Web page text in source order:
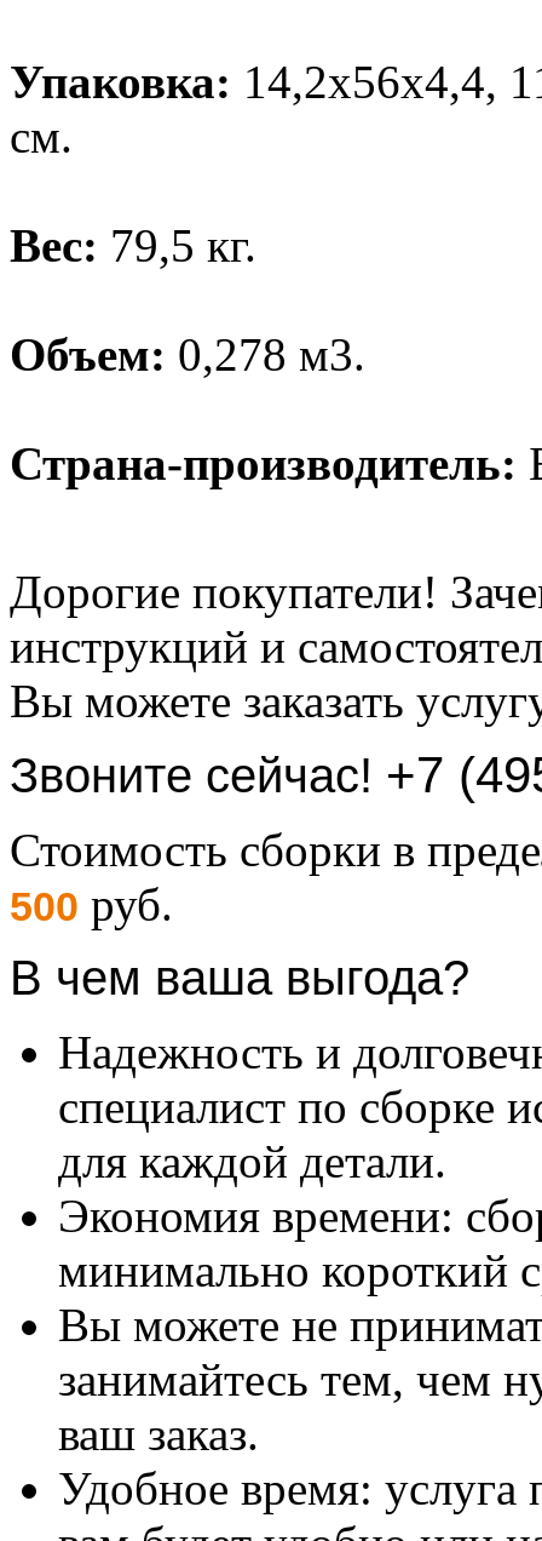
Упаковка: 14,2х56х4,4,
см.
Вес: 79,5 кг.
Объем: 0,278 м3.
Страна-производитель:
Дорогие покупатели!
инструкций и
Вы можете заказать
Звоните сейчас! +7
Стоимость сборки в
500 руб.
В чем ваша выгода?
Надежность и
специалист по сборке
для каждой детали.
Экономия времени:
минимально короткий
Вы можете не
занимайтесь тем, чем
ваш заказ.
Удобное время: услуга